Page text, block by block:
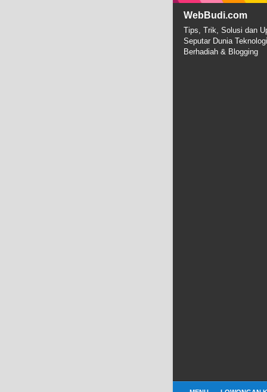
WebBudi.com
Tips, Trik, Solusi dan
Seputar Dunia
Berhadiah & Blogging